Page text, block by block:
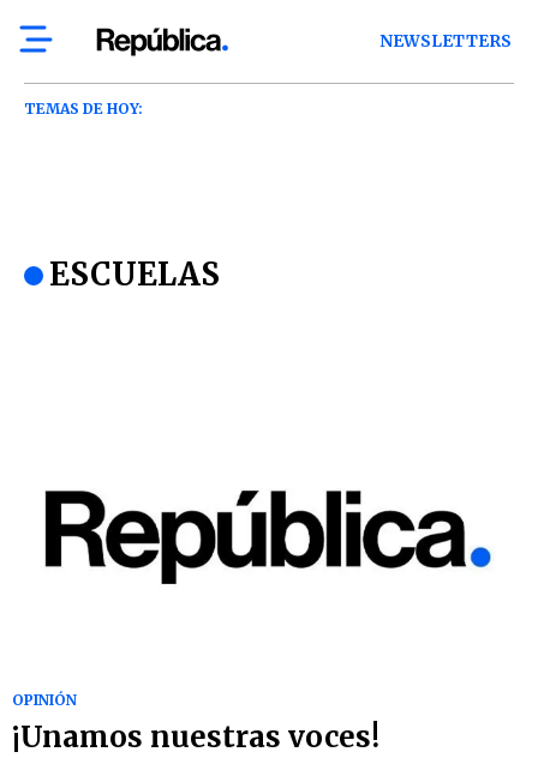
NEWSLETTERS
TEMAS DE HOY:
ESCUELAS
OPINIÓN
¡Unamos nuestras voces!